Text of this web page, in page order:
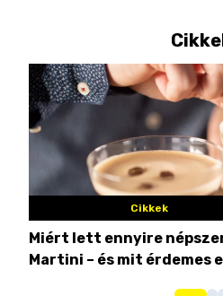
Cikkek
Miért lett ennyire
Martini – és mit érdemes